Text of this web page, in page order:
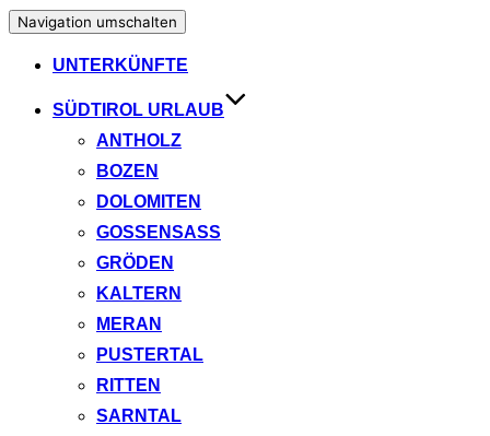
Navigation umschalten
UNTERKÜNFTE
SÜDTIROL URLAUB
ANTHOLZ
BOZEN
DOLOMITEN
GOSSENSASS
GRÖDEN
KALTERN
MERAN
PUSTERTAL
RITTEN
SARNTAL